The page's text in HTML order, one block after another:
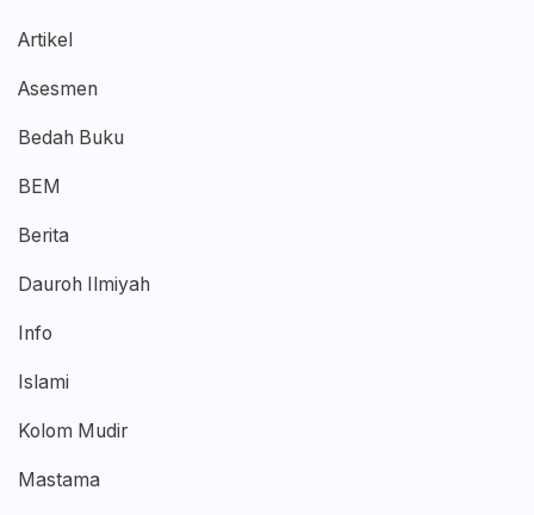
Artikel
Asesmen
Bedah Buku
BEM
Berita
Dauroh Ilmiyah
Info
Islami
Kolom Mudir
Mastama